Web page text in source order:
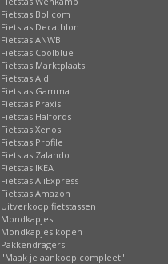
Fietstas Bol.com
Fietstas Decathlon
Fietstas ANWB
Fietstas Coolblue
Fietstas Marktplaats
Fietstas Aldi
Fietstas Gamma
Fietstas Praxis
Fietstas Halfords
Fietstas Xenos
Fietstas Profile
Fietstas Zalando
Fietstas IKEA
Fietstas AliExpress
Fietstas Amazon
Uitverkoop fietstassen
Mondkapjes
Mondkapjes kopen
Pakkendragers
"Maak je aankoop compleet"